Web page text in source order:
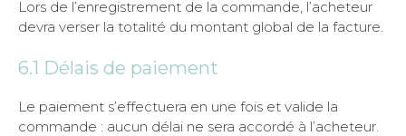
Lors de l’enregistrement de la commande, l’acheteur
devra verser la totalité du montant global de la facture.
6.1 Délais de paiement
Le paiement s’effectuera en une fois et valide la
commande : aucun délai ne sera accordé à l’acheteur.